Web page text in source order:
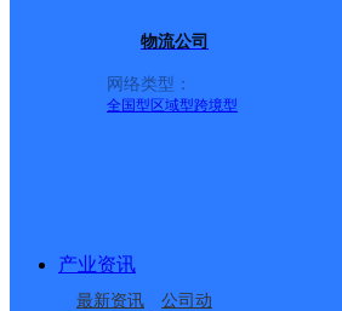
物流公司
网络类型：
全国型 区域型跨境型
产业资讯
最新资讯
公司动